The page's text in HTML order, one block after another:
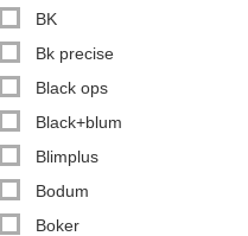
BK
Bk precise
Black ops
Black+blum
Blimplus
Bodum
Boker